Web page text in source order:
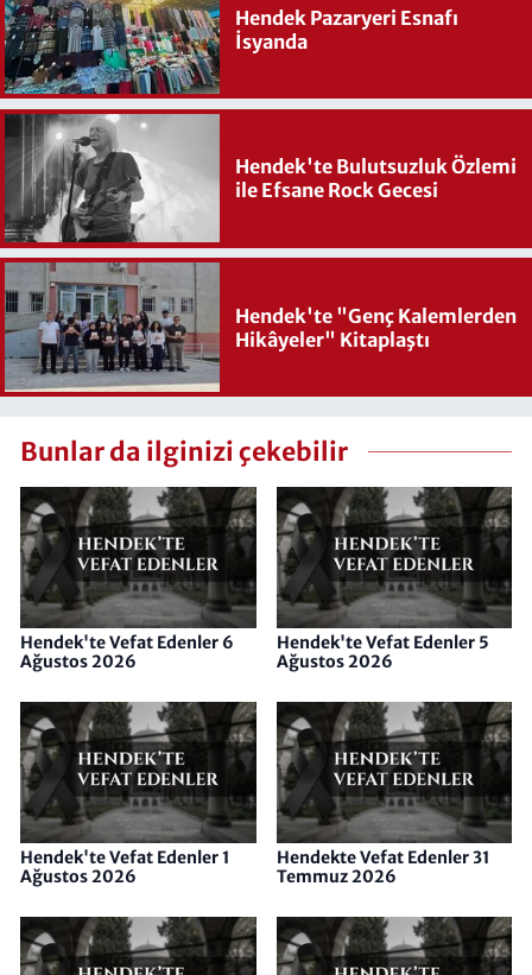
Hendek Pazaryeri Esnafı
İsyanda
Hendek'te Bulutsuzluk Özlemi
ile Efsane Rock Gecesi
Hendek'te "Genç Kalemlerden
Hikâyeler" Kitaplaştı
Bunlar da ilginizi çekebilir
Hendek'te Vefat Edenler 6
Ağustos 2026
Hendek'te Vefat Edenler 5
Ağustos 2026
Hendek'te Vefat Edenler 1
Ağustos 2026
Hendekte Vefat Edenler 31
Temmuz 2026